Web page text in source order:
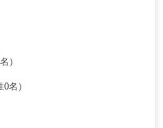
）
名）